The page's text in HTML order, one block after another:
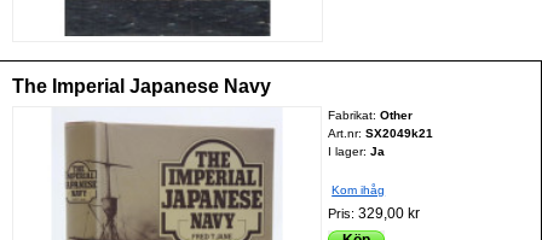
The Imperial Japanese Navy
Fabrikat:Other
Art.nr:SX2049k21
I lager: Ja
Kom ihåg
Pris:329,00 kr